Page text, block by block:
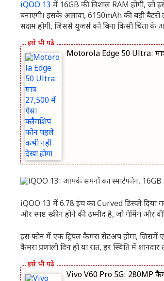
iQOO 13 में 16GB की विशाल RAM होगी, जो
बनाएगी। इसके अलावा, 6150mAh की बड़ी
सक्षम होगी, जिससे यूजर्स को बिना किसी चिंता
Motorola Edge 50 Ultra:
iQOO 13 में 6.78 इंच का Curved डिस्प्ले दिया
और स्पष्ट स्क्रीन होने की उम्मीद है, जो गेमिंग
इस फोन में एक ट्रिपल कैमरा सेटअप होगा, जिसमें
कैमरा प्रणाली दिन हो या रात, हर स्थिति में
Vivo V60 Pro 5G: 280MP